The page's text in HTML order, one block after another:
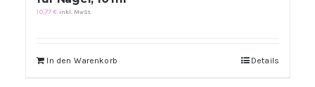
10,77€ inkl. MwSt.
In den Warenkorb Details